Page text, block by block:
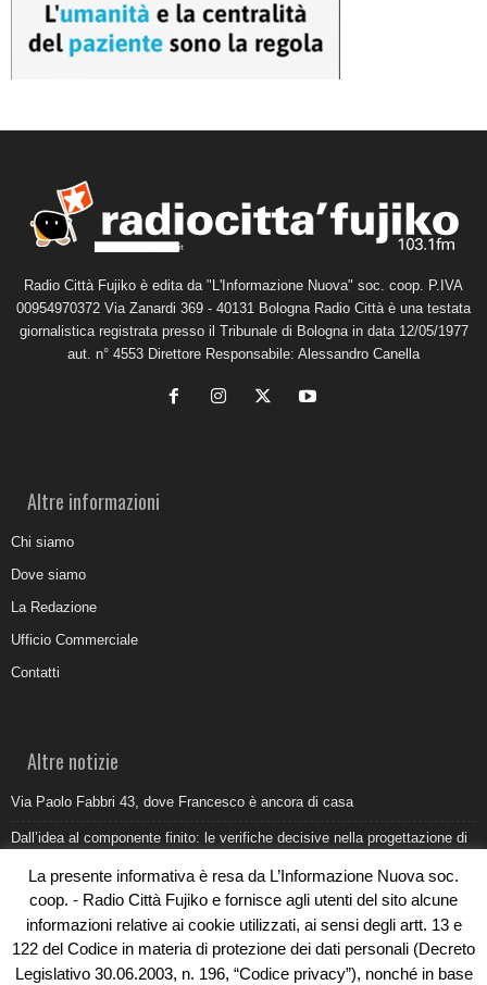
Radio Città Fujiko è edita da "L'Informazione Nuova" soc. coop. P.IVA
00954970372 Via Zanardi 369 - 40131 Bologna Radio Città è una testata
giornalistica registrata presso il Tribunale di Bologna in data 12/05/1977
aut. n° 4553 Direttore Responsabile: Alessandro Canella
Altre informazioni
Chi siamo
Dove siamo
La Redazione
Ufficio Commerciale
Contatti
Altre notizie
Via Paolo Fabbri 43, dove Francesco è ancora di casa
Dall’idea al componente finito: le verifiche decisive nella progettazione di
Belvedere Marittimo e il report ARPACAL 2026 sulla qualità del mare
Come organizzare e allestire una camera ardente per l’ultimo saluto
Umidità di risalita in casa, come riconoscere i segnali veri
La presente informativa è resa da L’Informazione Nuova soc.
coop. - Radio Città Fujiko e fornisce agli utenti del sito alcune
informazioni relative ai cookie utilizzati, ai sensi degli artt. 13 e
122 del Codice in materia di protezione dei dati personali (Decreto
Legislativo 30.06.2003, n. 196, “Codice privacy”), nonché in base